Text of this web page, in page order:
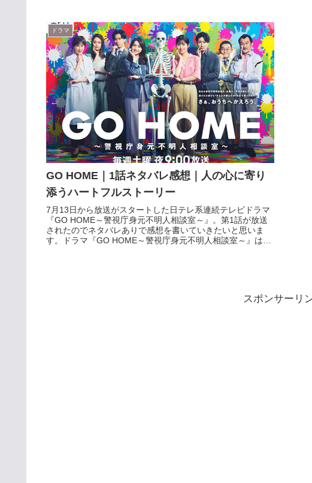
ドラマ
GO HOME｜1話ネタバレ感想｜人の心に寄り
添うハートフルストーリー
7月13日から放送がスタートした日テレ系連続テレビドラマ
『GO HOME～警視庁身元不明人相談室～』。第1話が放送
されたのでネタバレありで感想を書いていきたいと思いま
す。ドラマ『GO HOME～警視庁身元不明人相談室～』は
スポンサーリ